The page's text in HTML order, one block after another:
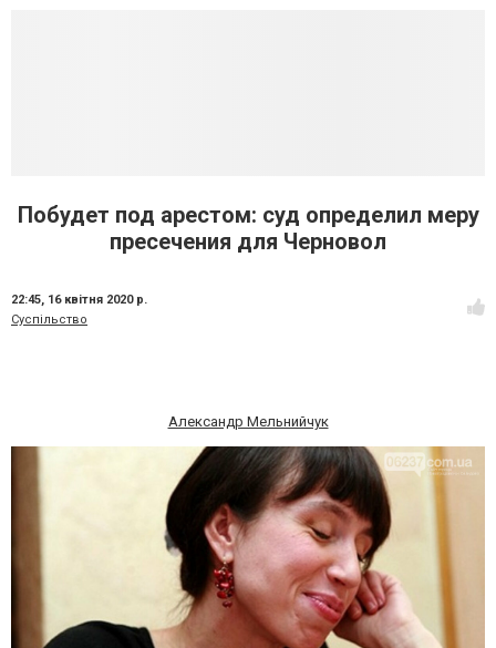
Побудет под арестом: суд определил меру
пресечения для Черновол
22:45, 16 квітня 2020 р.
Суспільство
Александр Мельнийчук